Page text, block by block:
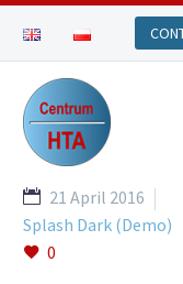
21 April 2016
Splash Dark (Demo)
0